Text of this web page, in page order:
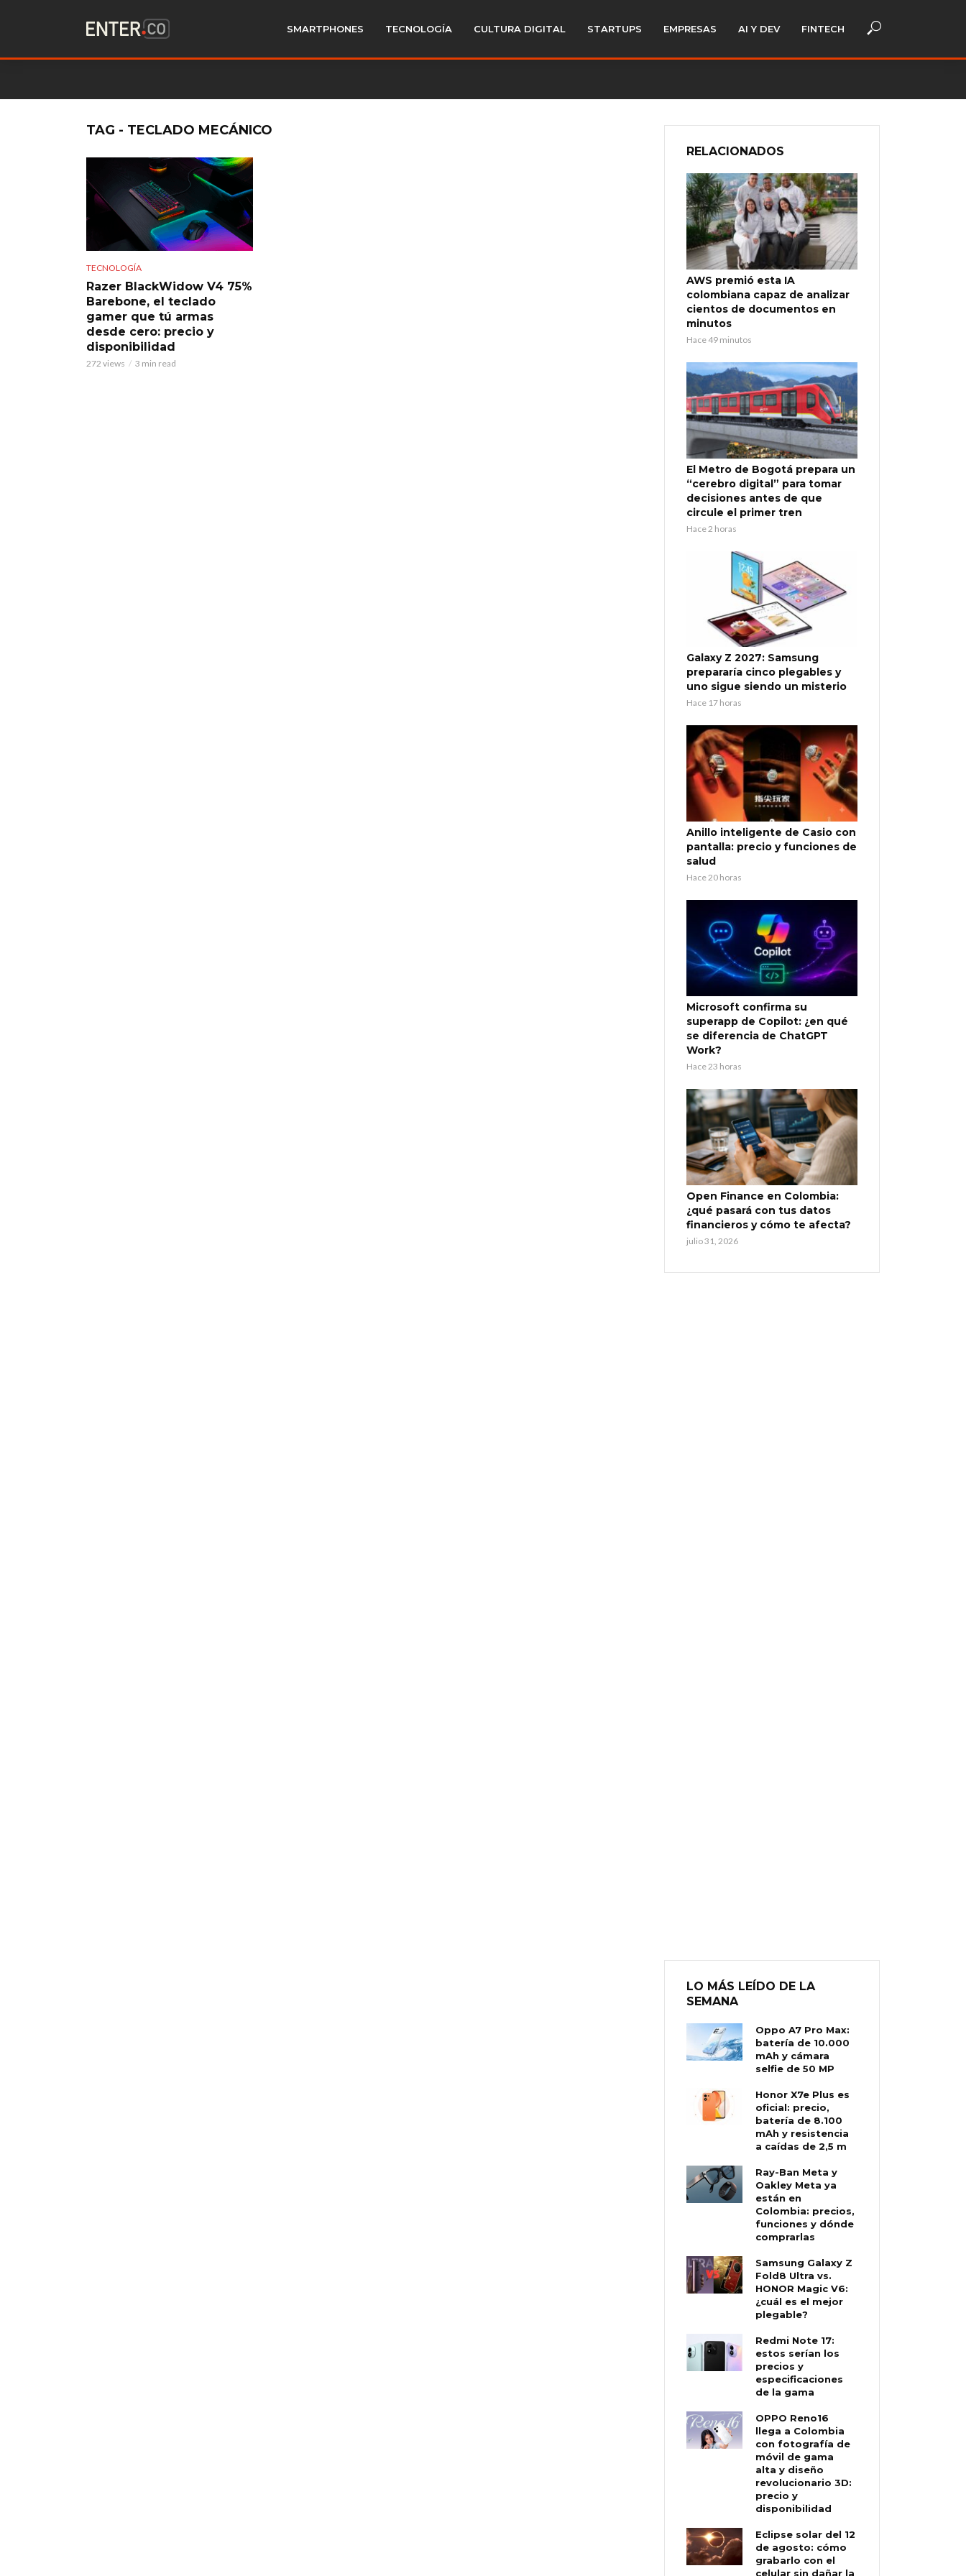
SMARTPHONES TECNOLOGÍA CULTURA DIGITAL STARTUPS EMPRESAS AI Y DEV FINTECH
TAG - TECLADO MECÁNICO
TECNOLOGÍA
Razer BlackWidow V4 75%
Barebone, el teclado
gamer que tú armas
desde cero: precio y
disponibilidad
272 views 3 min read
RELACIONADOS
AWS premió esta IA
colombiana capaz de analizar
cientos de documentos en
minutos
Hace 49 minutos
El Metro de Bogotá prepara un
“cerebro digital” para tomar
decisiones antes de que
circule el primer tren
Hace 2 horas
Galaxy Z 2027: Samsung
prepararía cinco plegables y
uno sigue siendo un misterio
Hace 17 horas
Anillo inteligente de Casio con
pantalla: precio y funciones de
salud
Hace 20 horas
Microsoft confirma su
superapp de Copilot: ¿en qué
se diferencia de ChatGPT
Work?
Hace 23 horas
Open Finance en Colombia:
¿qué pasará con tus datos
financieros y cómo te afecta?
julio 31, 2026
LO MÁS LEÍDO DE LA
SEMANA
Oppo A7 Pro Max:
batería de 10.000
mAh y cámara
selfie de 50 MP
Honor X7e Plus es
oficial: precio,
batería de 8.100
mAh y resistencia
a caídas de 2,5 m
Ray-Ban Meta y
Oakley Meta ya
están en
Colombia: precios,
funciones y dónde
comprarlas
Samsung Galaxy Z
Fold8 Ultra vs.
HONOR Magic V6:
¿cuál es el mejor
plegable?
Redmi Note 17:
estos serían los
precios y
especificaciones
de la gama
OPPO Reno16
llega a Colombia
con fotografía de
móvil de gama
alta y diseño
revolucionario 3D:
precio y
disponibilidad
Eclipse solar del 12
de agosto: cómo
grabarlo con el
celular sin dañar la